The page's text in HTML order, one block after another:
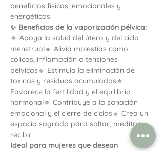
beneficios físicos, emocionales y
energéticos.
✨ Beneficios de la vaporización pélvica:
🔹 Apoya la salud del útero y del ciclo
menstrual🔹 Alivia molestias como
cólicos, inflamación o tensiones
pélvicas🔹 Estimula la eliminación de
toxinas y residuos acumulados🔹
Favorece la fertilidad y el equilibrio
hormonal🔹 Contribuye a la sanación
emocional y el cierre de ciclos🔹 Crea un
espacio sagrado para soltar, meditar y
recibir
Ideal para mujeres que desean